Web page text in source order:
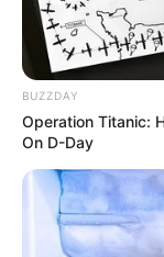
BUZZDAY
Operation Titanic:
On D-Day